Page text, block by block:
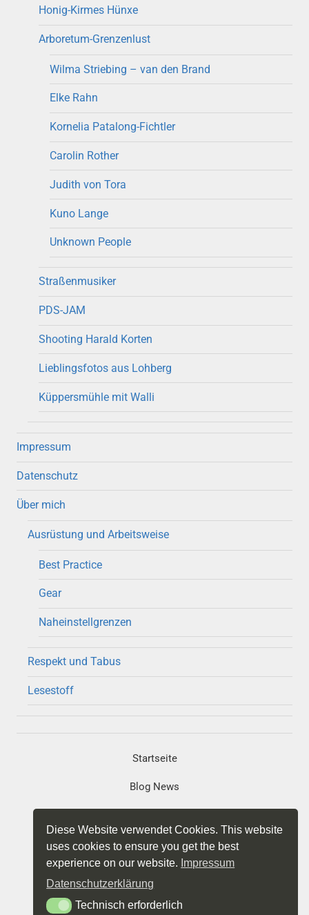
Honig-Kirmes Hünxe
Arboretum-Grenzenlust
Wilma Striebing – van den Brand
Elke Rahn
Kornelia Patalong-Fichtler
Carolin Rother
Judith von Tora
Kuno Lange
Unknown People
Straßenmusiker
PDS-JAM
Shooting Harald Korten
Lieblingsfotos aus Lohberg
Küppersmühle mit Walli
Impressum
Datenschutz
Über mich
Ausrüstung und Arbeitsweise
Best Practice
Gear
Naheinstellgrenzen
Respekt und Tabus
Lesestoff
Startseite
Blog News
Projekte
Datenschutz
Diese Website verwendet Cookies. This website
uses cookies to ensure you get the best
experience on our website. Impressum
Datenschutzerklärung
Technisch erforderlich
Technisch erforderlich